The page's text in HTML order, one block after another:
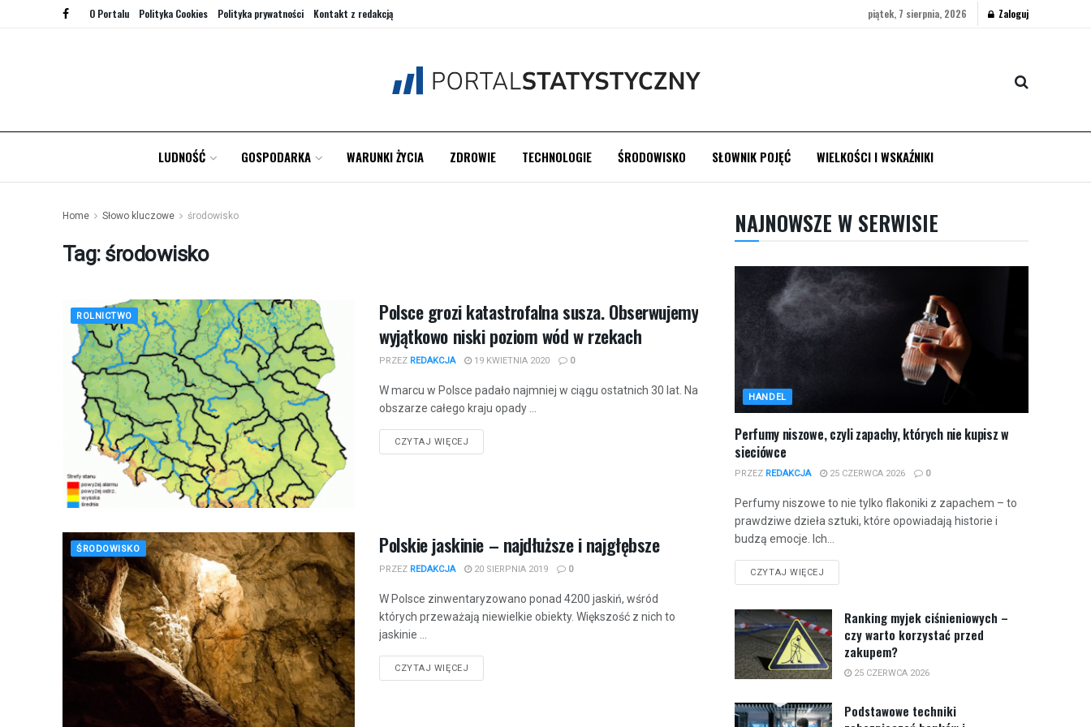
O Portalu Polityka Cookies Polityka prywatności Kontakt z redakcją piątek, 7 sierpnia, 2026 Zaloguj
LUDNOŚĆ GOSPODARKA WARUNKI ŻYCIA ZDROWIE TECHNOLOGIE ŚRODOWISKO SŁOWNIK POJĘĆ WIELKOŚCI I WSKAŹNIKI
Home Słowo kluczowe środowisko
Tag: środowisko
ROLNICTWO
Polsce grozi katastrofalna susza. Obserwujemy
wyjątkowo niski poziom wód w rzekach
PRZEZ REDAKCJA 19 KWIETNIA 2020 0
W marcu w Polsce padało najmniej w ciągu ostatnich 30 lat. Na
obszarze całego kraju opady ...
CZYTAJ WIĘCEJ
ŚRODOWISKO Polskie jaskinie – najdłuższe i najgłębsze
PRZEZ REDAKCJA 20 SIERPNIA 2019 0
W Polsce zinwentaryzowano ponad 4200 jaskiń, wśród
których przeważają niewielkie obiekty. Większość z nich to
jaskinie ...
CZYTAJ WIĘCEJ
NAJNOWSZE W SERWISIE
HANDEL
Perfumy niszowe, czyli zapachy, których nie kupisz w
sieciówce
PRZEZ REDAKCJA 25 CZERWCA 2026 0
Perfumy niszowe to nie tylko flakoniki z zapachem – to
prawdziwe dzieła sztuki, które opowiadają historie i
budzą emocje. Ich...
CZYTAJ WIĘCEJ
Ranking myjek ciśnieniowych –
czy warto korzystać przed
zakupem?
25 CZERWCA 2026
Podstawowe techniki